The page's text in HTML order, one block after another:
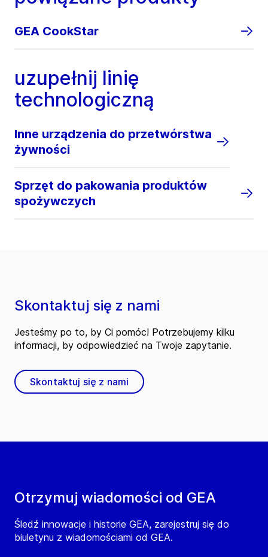
GEA CookStar
uzupełnij linię
technologiczną
Inne urządzenia do przetwórstwa
żywności
Sprzęt do pakowania produktów
spożywczych
Otrzymuj wiadomości od GEA
Śledź innowacje i historie GEA, zarejestruj się do
biuletynu z wiadomościami od GEA.
Skontaktuj się z nami
Jesteśmy po to, by Ci pomóc! Potrzebujemy kilku
informacji, by odpowiedzieć na Twoje zapytanie.
Skontaktuj się z nami